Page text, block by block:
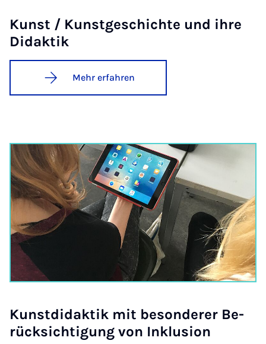
Kunst / Kunst­ge­schich­te und ih­re
Di­dak­tik
Mehr erfahren
Kunst­di­dak­tik mit be­son­de­rer Be­
rück­sich­ti­gung von In­klu­si­on